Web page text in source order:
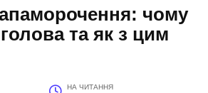
чому
та як з цим
НА ЧИТАННЯ